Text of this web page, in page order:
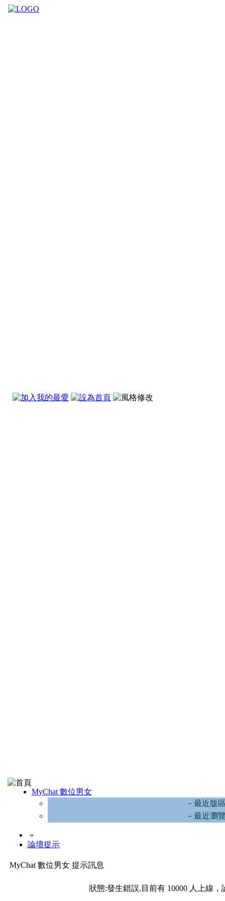
MyChat 數位男女
－最近版
－最近瀏
»
論壇提示
MyChat 數位男女 提示訊息
狀態:發生錯誤,目前有 10000 人上線